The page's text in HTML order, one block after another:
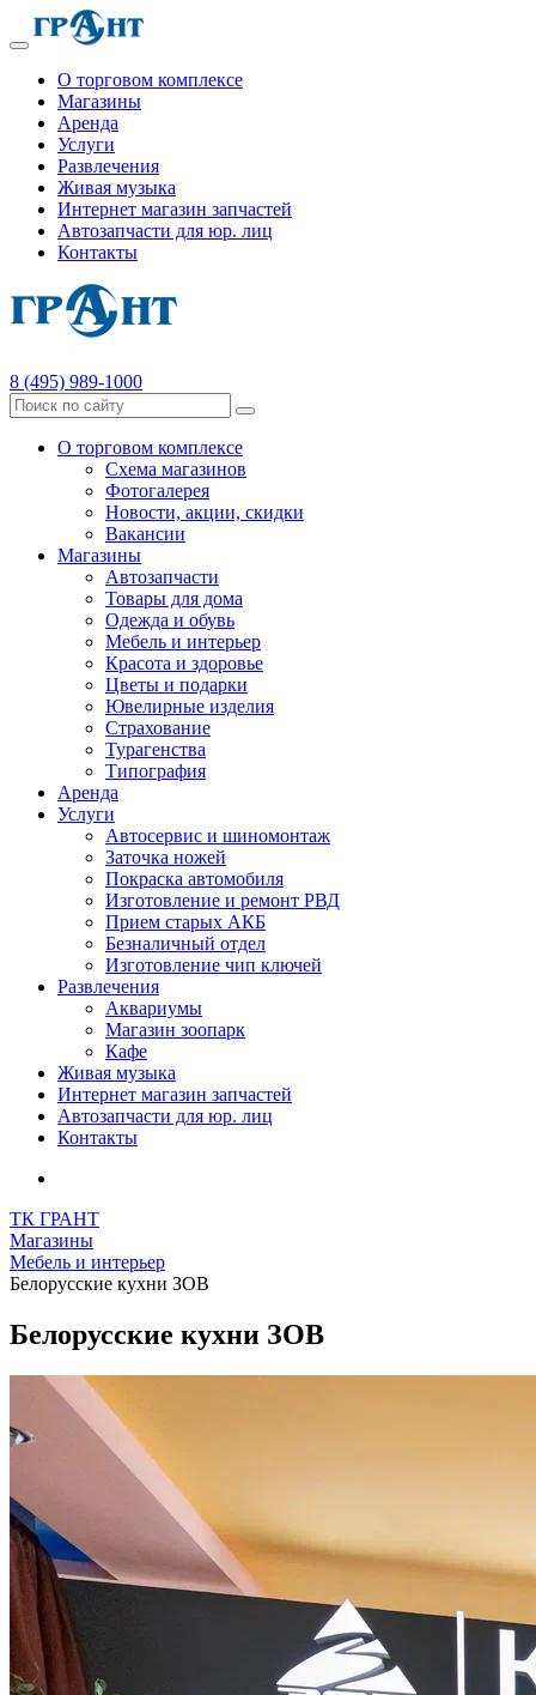
О торговом комплексе
Магазины
Аренда
Услуги
Развлечения
Живая музыка
Интернет магазин запчастей
Автозапчасти для юр. лиц
Контакты
8 (495) 989-1000
О торговом комплексе
Схема магазинов
Фотогалерея
Новости, акции, скидки
Вакансии
Магазины
Автозапчасти
Товары для дома
Одежда и обувь
Мебель и интерьер
Красота и здоровье
Цветы и подарки
Ювелирные изделия
Страхование
Турагенства
Типография
Аренда
Услуги
Автосервис и шиномонтаж
Заточка ножей
Покраска автомобиля
Изготовление и ремонт РВД
Прием старых АКБ
Безналичный отдел
Изготовление чип ключей
Развлечения
Аквариумы
Магазин зоопарк
Кафе
Живая музыка
Интернет магазин запчастей
Автозапчасти для юр. лиц
Контакты
ТК ГРАНТ
Магазины
Мебель и интерьер
Белорусские кухни ЗОВ
Белорусские кухни ЗОВ